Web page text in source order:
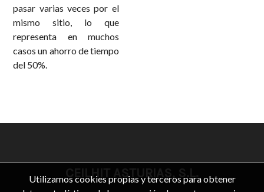
pasar varias veces por el
mismo sitio, lo que
representa en muchos
casos un ahorro de tiempo
del 50%.
CEILHIT ASTURIAS, S.L.
Utilizamos cookies propias y terceros para obtener